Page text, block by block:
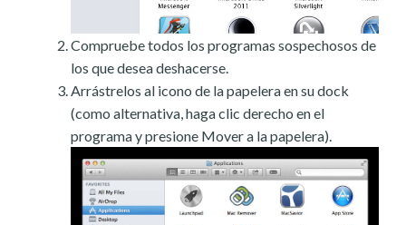
Compruebe todos los programas sospechosos de
los que desea deshacerse.
Arrástrelos al icono de la papelera en su dock
(como alternativa, haga clic derecho en el
programa y presione Mover a la papelera).